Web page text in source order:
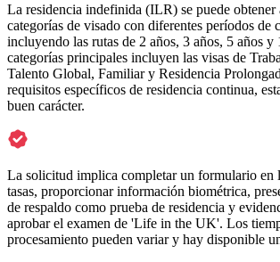
La residencia indefinida (ILR) se puede obtener
categorías de visado con diferentes períodos de
incluyendo las rutas de 2 años, 3 años, 5 años y
categorías principales incluyen las visas de
Talento Global, Familiar y Residencia
requisitos específicos de residencia continua,
buen carácter.
La solicitud implica completar un formulario en
tasas, proporcionar información biométrica,
de respaldo como prueba de residencia y
aprobar el examen de 'Life in the UK'. Los
procesamiento pueden variar y hay disponible